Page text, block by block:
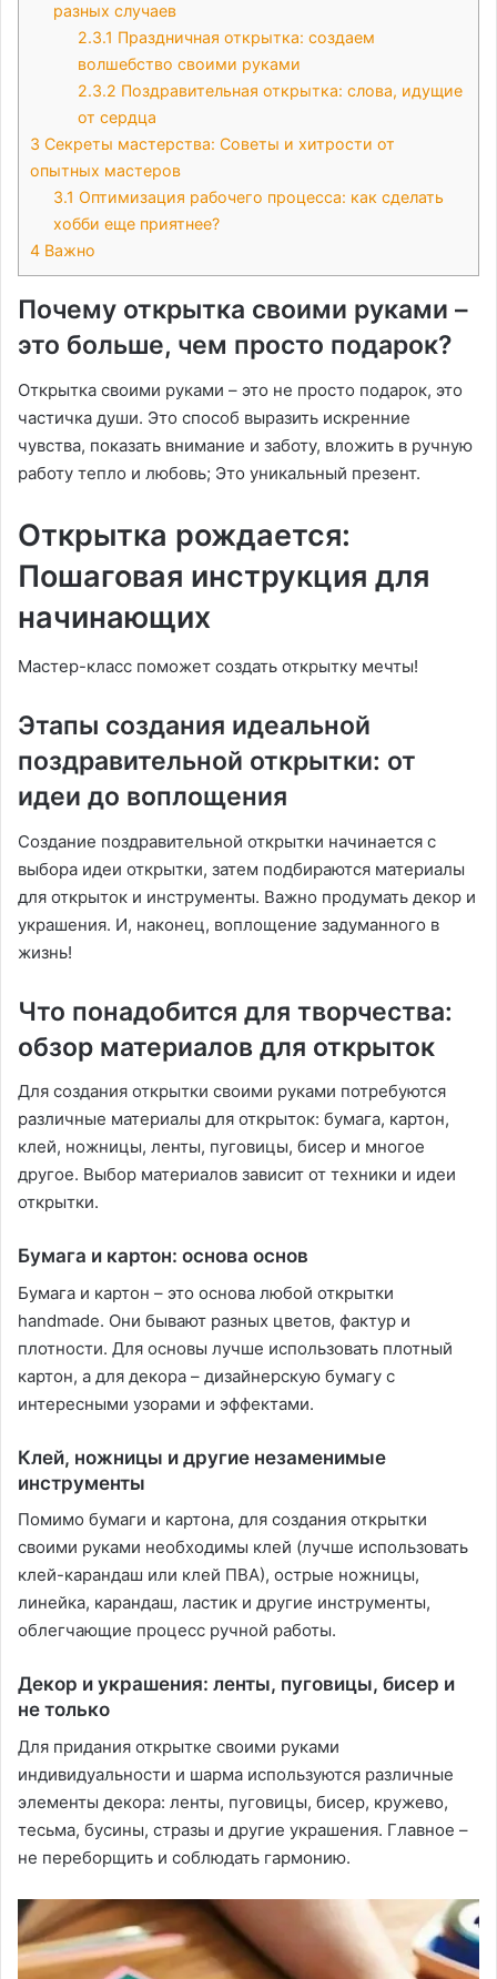
разных случаев
2.3.1 Праздничная открытка: создаем
волшебство своими руками
2.3.2 Поздравительная открытка: слова, идущие
от сердца
3 Секреты мастерства: Советы и хитрости от
опытных мастеров
3.1 Оптимизация рабочего процесса: как сделать
хобби еще приятнее?
4 Важно
Почему открытка своими руками –
это больше, чем просто подарок?
Открытка своими руками – это не просто подарок, это
частичка души. Это способ выразить искренние
чувства, показать внимание и заботу, вложить в ручную
работу тепло и любовь; Это уникальный презент.
Открытка рождается:
Пошаговая инструкция для
начинающих
Мастер-класс поможет создать открытку мечты!
Этапы создания идеальной
поздравительной открытки: от
идеи до воплощения
Создание поздравительной открытки начинается с
выбора идеи открытки, затем подбираются материалы
для открыток и инструменты. Важно продумать декор и
украшения. И, наконец, воплощение задуманного в
жизнь!
Что понадобится для творчества:
обзор материалов для открыток
Для создания открытки своими руками потребуются
различные материалы для открыток: бумага, картон,
клей, ножницы, ленты, пуговицы, бисер и многое
другое. Выбор материалов зависит от техники и идеи
открытки.
Бумага и картон: основа основ
Бумага и картон – это основа любой открытки
handmade. Они бывают разных цветов, фактур и
плотности. Для основы лучше использовать плотный
картон, а для декора – дизайнерскую бумагу с
интересными узорами и эффектами.
Клей, ножницы и другие незаменимые
инструменты
Помимо бумаги и картона, для создания открытки
своими руками необходимы клей (лучше использовать
клей-карандаш или клей ПВА), острые ножницы,
линейка, карандаш, ластик и другие инструменты,
облегчающие процесс ручной работы.
Декор и украшения: ленты, пуговицы, бисер и
не только
Для придания открытке своими руками
индивидуальности и шарма используются различные
элементы декора: ленты, пуговицы, бисер, кружево,
тесьма, бусины, стразы и другие украшения. Главное –
не переборщить и соблюдать гармонию.